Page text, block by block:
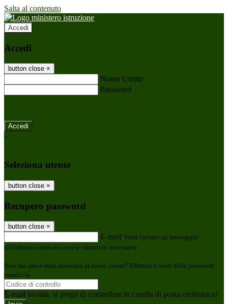
Salta al contenuto
Accedi
Accedi
button close ×
Nome Utente
Password
-
Seleziona utente
button close ×
Recupero password
button close ×
E-mail Verrà inviato un messaggio
all'indirizzo indicato con le istruzioni necessarie.
Non hai una e-mail associata al nome utente? Effettua il reset della password
tramite la
E-mail inviata, si prega di controllare la casella di posta elettronica!